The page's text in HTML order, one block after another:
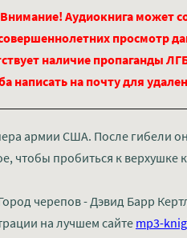
Аудиокнига может
просмотр
наличие пропаганды
написать на почту для
армии США. После гибели он
чтобы пробиться к верхушке
черепов - Дэвид Барр
на лучшем сайте mp3-